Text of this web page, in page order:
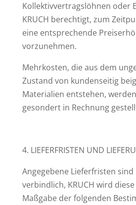
Kollektivvertragslöhnen oder
KRUCH berechtigt, zum
eine entsprechende
vorzunehmen.
Mehrkosten, die aus dem
Zustand von kundenseitig
Materialien entstehen,
gesondert in Rechnung
4. LIEFERFRISTEN UND
Angegebene Lieferfristen
verbindlich, KRUCH wird
Maßgabe der folgenden